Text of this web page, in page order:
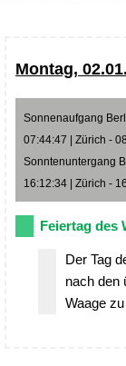
Montag,
Sonnenaufgang
07:44:47 | Zürich -
Sonntenuntergang
16:12:34 | Zürich -
Feiertag des
Der Tag
nach den
Waage